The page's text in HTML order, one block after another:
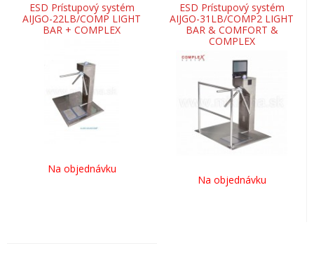
ESD Prístupový systém
AIJGO-22LB/COMP LIGHT
BAR + COMPLEX
Na objednávku
ESD Prístupový systém
AIJGO-31LB/COMP2 LIGHT
BAR & COMFORT &
COMPLEX
Na objednávku